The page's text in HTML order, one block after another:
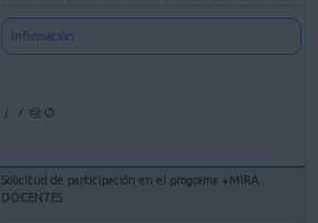
Información
Solicitud de participación en el programa +MIRA
DOCENTES